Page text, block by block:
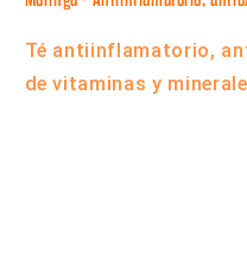
Té antiinflamatorio,
de vitaminas y